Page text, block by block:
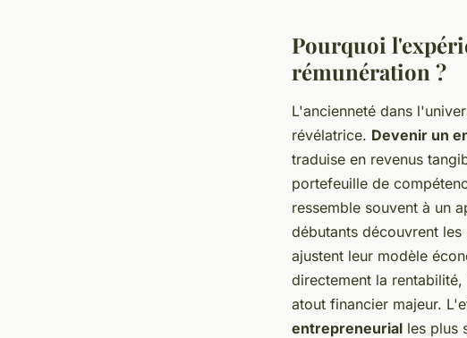
Pourquoi
rémunération ?
L'ancienneté dans
révélatrice. Devenir un
traduise en revenus
portefeuille de
ressemble souvent à un
débutants découvrent
ajustent leur modèle
directement la
atout financier majeur.
entrepreneurial les plus